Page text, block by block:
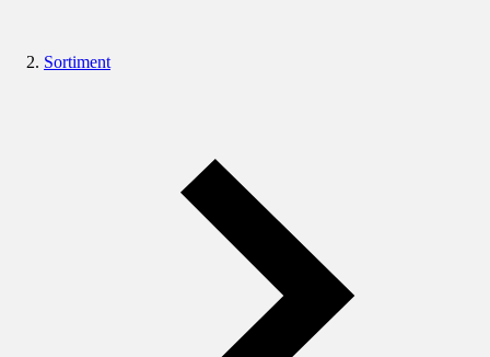
Sortiment